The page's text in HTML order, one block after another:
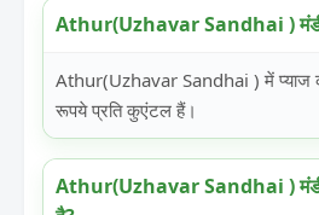
Athur(Uzhavar Sandhai ) मंडी
Athur(Uzhavar Sandhai ) में प्याज
रूपये प्रति कुएंटल हैं।
Athur(Uzhavar Sandhai ) मंडी